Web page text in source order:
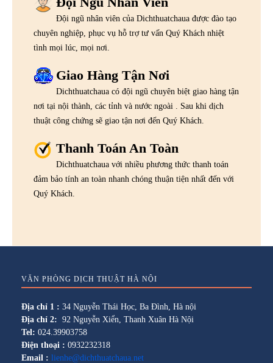
Đội ngũ nhân viên của Dichthuatchaua được đào tạo
chuyên nghiệp, phục vụ hỗ trợ tư vấn Quý Khách nhiệt
tình mọi lúc, mọi nơi.
Giao Hàng Tận Nơi
Dichthuatchaua có đội ngũ chuyên biệt giao hàng tận
nơi tại nội thành, các tỉnh và nước ngoài . Sau khi dịch
thuật công chứng sẽ giao tận nơi đến Quý Khách.
Thanh Toán An Toàn
Dichthuatchaua với nhiều phương thức thanh toán
đảm bảo tính an toàn nhanh chóng thuận tiện nhất đến với
Quý Khách.
VĂN PHÒNG DỊCH THUẬT HÀ NỘI
Địa chỉ 1 : 34 Nguyễn Thái Học, Ba Đình, Hà nội
Địa chỉ 2: 92 Nguyễn Xiển, Thanh Xuân Hà Nội
Tel: 024.39903758
Điện thoại : 0932232318
Email : lienhe@dichthuatchaua.net